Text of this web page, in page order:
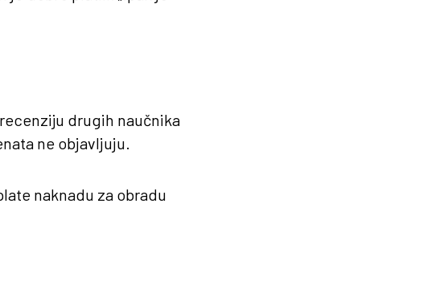
drugih naučnika
ne objavljuju.
naknadu za obradu